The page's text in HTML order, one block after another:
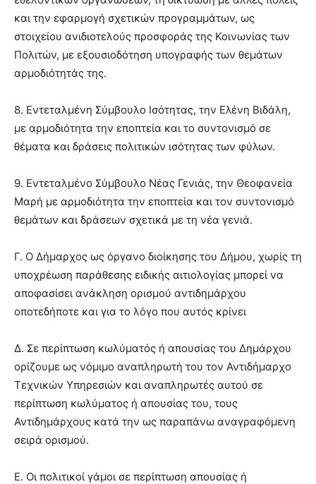
και την εφαρμογή σχετικών προγραμμάτων, ως
στοιχείου ανιδιοτελούς προσφοράς της Κοινωνίας των
Πολιτών, με εξουσιοδότηση υπογραφής των θεμάτων
αρμοδιότητάς της.
8. Εντεταλμένη Σύμβουλο Ισότητας, την Ελένη Βιδάλη,
με αρμοδιότητα την εποπτεία και το συντονισμό σε
θέματα και δράσεις πολιτικών ισότητας των φύλων.
9. Εντεταλμένο Σύμβουλο Νέας Γενιάς, την Θεοφανεία
Μαρή με αρμοδιότητα την εποπτεία και τον συντονισμό
θεμάτων και δράσεων σχετικά με τη νέα γενιά.
Γ. Ο Δήμαρχος ως όργανο διοίκησης του Δήμου, χωρίς τη
υποχρέωση παράθεσης ειδικής αιτιολογίας μπορεί να
αποφασίσει ανάκληση ορισμού αντιδημάρχου
οποτεδήποτε και για το λόγο που αυτός κρίνει
Δ. Σε περίπτωση κωλύματός ή απουσίας του Δημάρχου
ορίζουμε ως νόμιμο αναπληρωτή του τον Αντιδήμαρχο
Τεχνικών Υπηρεσιών και αναπληρωτές αυτού σε
περίπτωση κωλύματος ή απουσίας του, τους
Αντιδημάρχους κατά την ως παραπάνω αναγραφόμενη
σειρά ορισμού.
Ε. Οι πολιτικοί γάμοι σε περίπτωση απουσίας ή